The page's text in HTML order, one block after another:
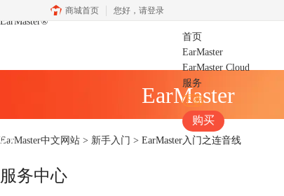
商城首页 您好， 请登录
EarMaster®
首页
EarMaster
EarMaster Cloud
服务
下载
购买
EarMaster
EarMaster中文网站 > 新手入门 > EarMaster入门之连音线
服务中心